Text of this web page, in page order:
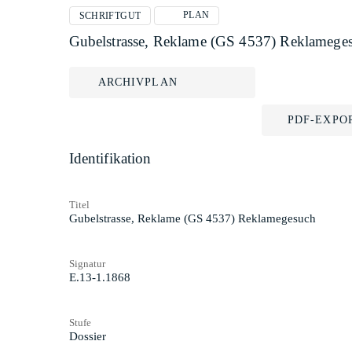
SCHRIFTGUT PLAN
Gubelstrasse, Reklame (GS 4537)
ARCHIVPLAN
PDF-
Identifikation
Titel
Gubelstrasse, Reklame (GS 4537) Reklamegesuch
Signatur
E.13-1.1868
Stufe
Dossier